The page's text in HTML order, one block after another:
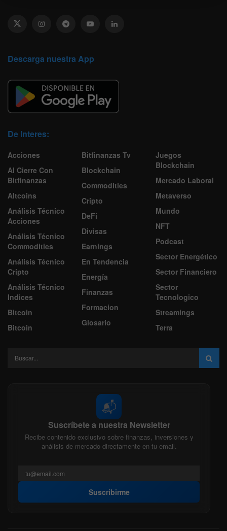
Descarga nuestra App
De Interes:
Acciones
Al Cierre Con
Bitfinanzas
Altcoins
Análisis Técnico
Acciones
Análisis Técnico
Commodities
Análisis Técnico
Cripto
Análisis Técnico
Indices
Bitcoin
Bitcoin
Bitfinanzas Tv
Blockchain
Commodities
Cripto
DeFi
Divisas
Earnings
En Tendencia
Energía
Finanzas
Formacion
Glosario
Juegos
Blockchain
Mercado Laboral
Metaverso
Mundo
NFT
Podcast
Sector Energético
Sector Financiero
Sector
Tecnologico
Streamings
Terra
📬
Suscríbete a nuestra Newsletter
Recibe contenido exclusivo sobre finanzas, inversiones y
análisis de mercado directamente en tu email.
Suscribirme